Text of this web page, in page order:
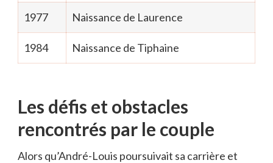
1977 Naissance de Laurence
1984 Naissance de Tiphaine
Les défis et obstacles
rencontrés par le couple
Alors qu’André-Louis poursuivait sa carrière et